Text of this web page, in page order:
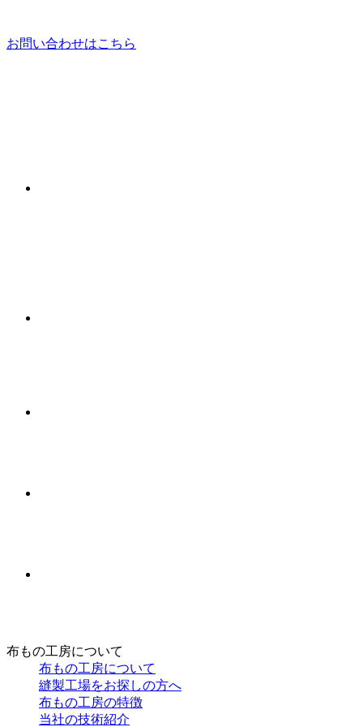
お問い合わせはこちら
布もの工房について
布もの工房について
縫製工場をお探しの方へ
布もの工房の特徴
当社の技術紹介